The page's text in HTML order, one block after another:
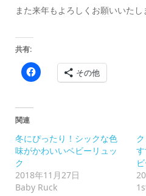
また来年もよろしくお願いいたし
共有:
Facebook
で
ク
リ
ッ
ク
て
く
だ
その他
関連
冬にぴったり！シックな色
味がかわいいベビーリュッ
ク
2018年11月27日
Baby Ruck